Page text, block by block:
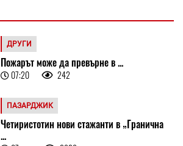
ДРУГИ
Пожарът може да превърне в ...
07:20 242
ПАЗАРДЖИК
Четиристотин нови стажанти в „Гранична
...